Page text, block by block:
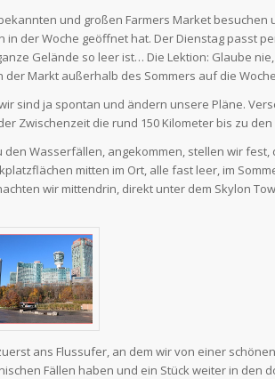
und großen Farmers Market
in der Woche geöffnet hat. Der Dienstag passt
Gelände so leer ist… Die Lektion: Glaube
der Markt außerhalb des Sommers auf die
sind ja spontan und ändern unsere Pläne.
Zwischenzeit die rund 150 Kilometer bis zu
den Wasserfällen, angekommen, stellen wir
mitten im Ort, alle fast leer, im
wir mittendrin, direkt unter dem Skylon
ans Flussufer, an dem wir von einer
Fällen haben und ein Stück weiter in den